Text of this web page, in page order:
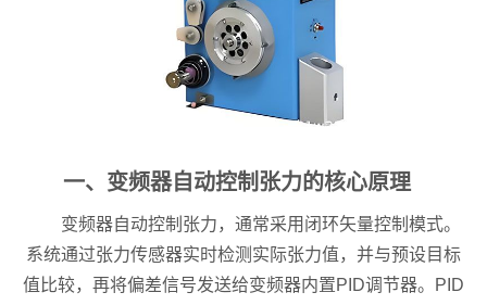
一、变频器自动控制张力的核心原理
变频器自动控制张力，通常采用闭环矢量控制模式。
系统通过张力传感器实时检测实际张力值，并与预设目标
值比较，再将偏差信号发送给变频器内置PID调节器。PID